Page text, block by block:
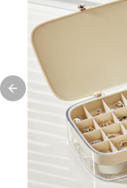
Previous slide